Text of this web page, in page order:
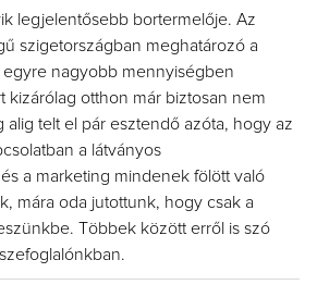
legjelentősebb bortermelője. Az
szigetországban meghatározó a
nagyobb mennyiségben
kizárólag otthon már biztosan nem
telt el pár esztendő azóta, hogy az
a látványos
a marketing mindenek fölött való
mára oda jutottunk, hogy csak a
Többek között erről is szó